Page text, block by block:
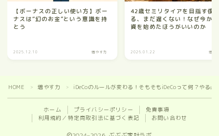
【ボーナスの正しい使い方】ボー
ナスは“幻のお金”という意識を持
とう
2025.12.10 増やす力
42歳セミリタイアを目指す僕
る、まだ遅くない！なぜ今か
資を始めたほうがいいのか
2026.01.22 増や
HOME ＞ 増やす力 ＞ iDeCoのルールが変わる！そもそもiDeCoって何？やる必
ホーム プライバシーポリシー
免責事項
利用規約／特定商取引法に基づく表記
お問い合わせ